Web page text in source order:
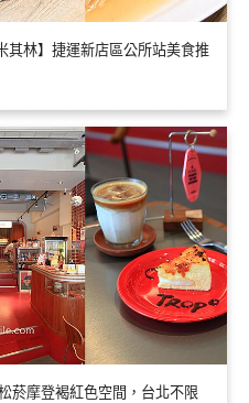
其林】捷運新店區公所站美食推
菸摩登褐紅色空間，台北不限